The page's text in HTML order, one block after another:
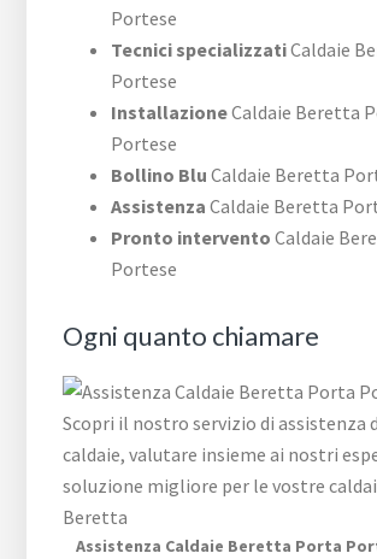
Portese
Tecnici specializzatiCaldaie
Portese
InstallazioneCaldaie Beretta
Portese
Bollino Blu Caldaie Beretta
Assistenza Caldaie Beretta
Pronto intervento Caldaie
Portese
Ogni quanto chiamare
Assistenza Caldaie Beretta Porta